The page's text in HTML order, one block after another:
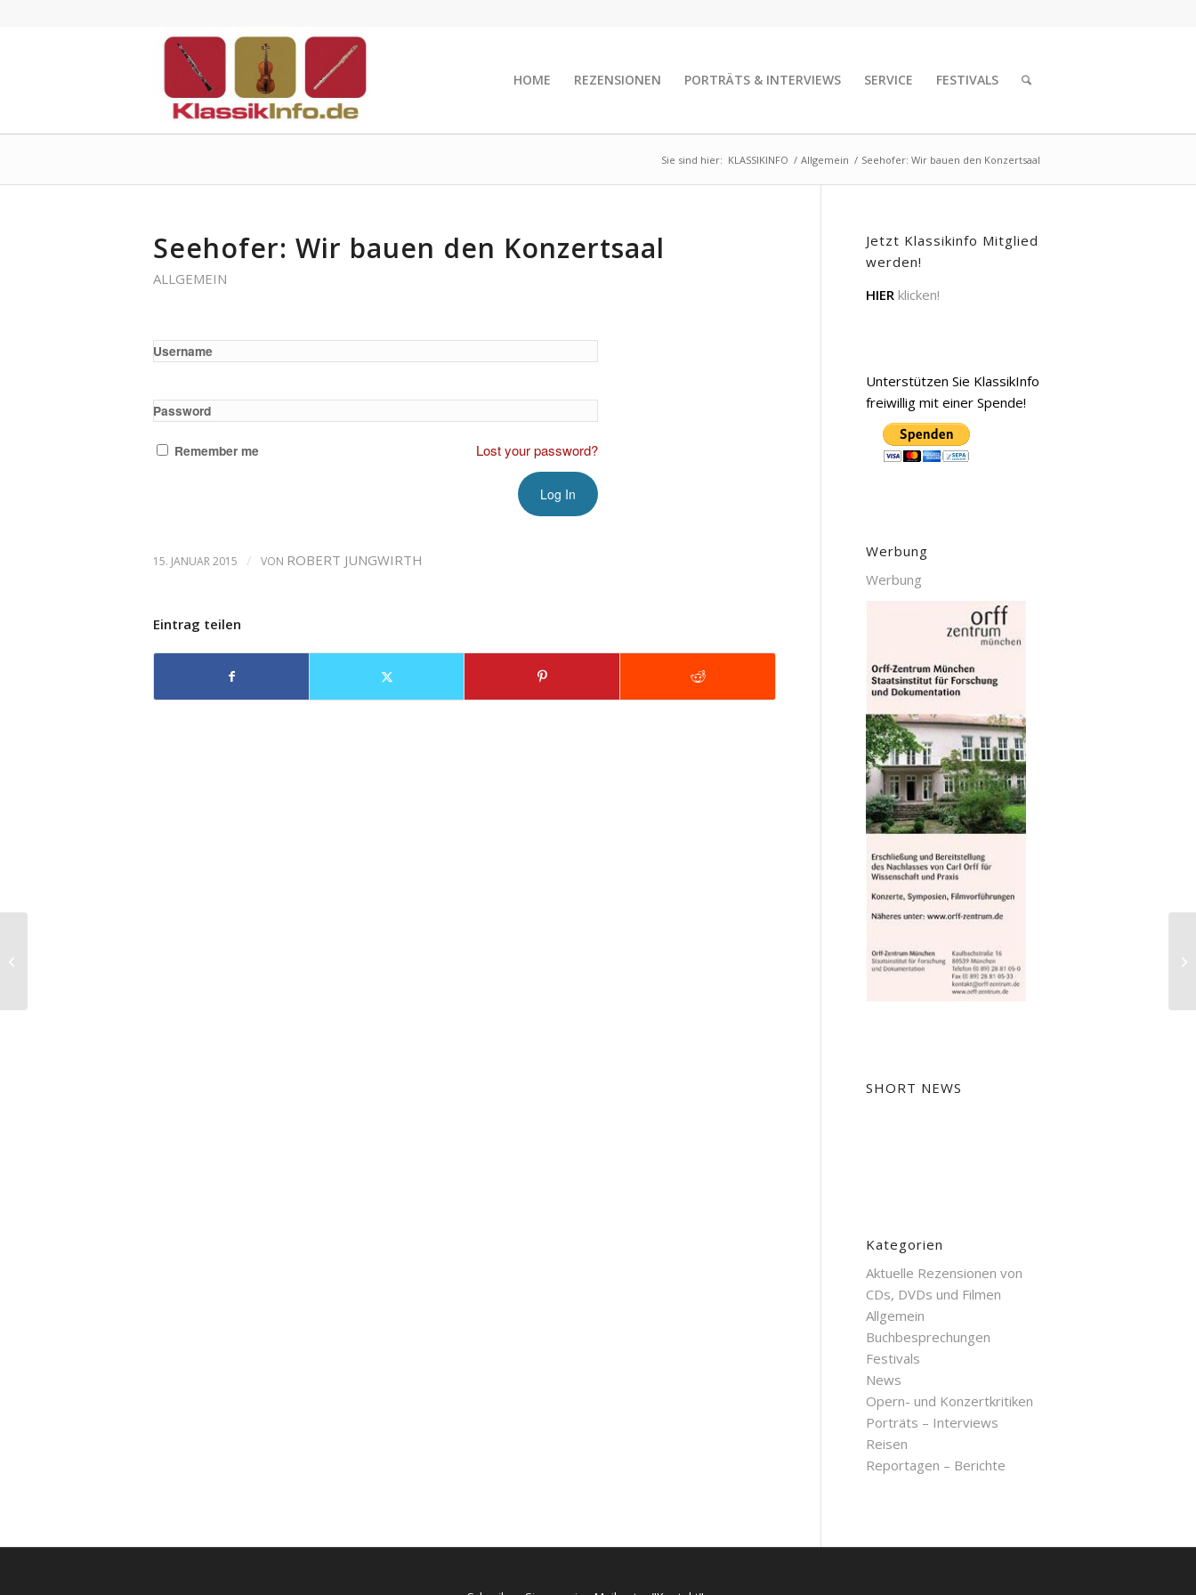
HOME REZENSIONEN PORTRÄTS & INTERVIEWS SERVICE FESTIVALS
Sie sind hier: KLASSIKINFO / Allgemein / Seehofer: Wir bauen den Konzertsaal
Seehofer: Wir bauen den Konzertsaal
ALLGEMEIN
Username
Password
Remember me Lost your password?
15. JANUAR 2015 / VON ROBERT JUNGWIRTH
Eintrag teilen
Jetzt Klassikinfo Mitglied
werden!
HIER klicken!
Unterstützen Sie KlassikInfo
freiwillig mit einer Spende!
Werbung
Werbung
SHORT NEWS
Kategorien
Aktuelle Rezensionen von
CDs, DVDs und Filmen
Allgemein
Buchbesprechungen
Festivals
News
Opern- und Konzertkritiken
Porträts – Interviews
Reisen
Reportagen – Berichte